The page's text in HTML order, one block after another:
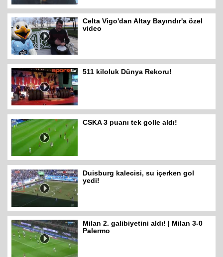
Celta Vigo'dan Altay Bayındır'a özel
video
511 kiloluk Dünya Rekoru!
CSKA 3 puanı tek golle aldı!
Duisburg kalecisi, su içerken gol
yedi!
Milan 2. galibiyetini aldı! | Milan 3-0
Palermo